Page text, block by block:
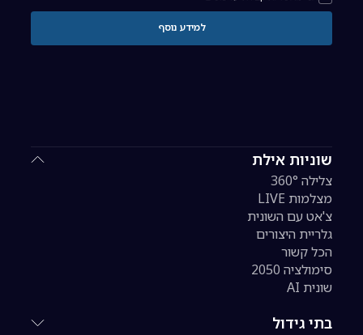
שוניות אילת
צלילה 360°
מצלמות LIVE
צ'אט עם השונית
גלריית היצורים
הכל קשור
סימולציה 2050
שונית AI
בתי גידול
למידע נוסף